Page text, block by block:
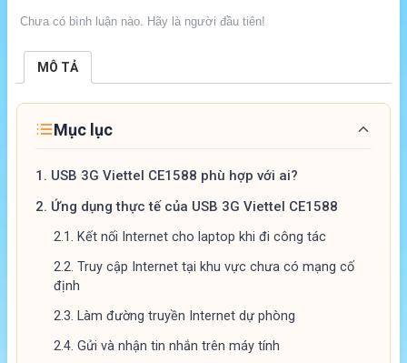
Chưa có bình luận nào. Hãy là người đầu tiên!
MÔ TẢ
Mục lục
1. USB 3G Viettel CE1588 phù hợp với ai?
2. Ứng dụng thực tế của USB 3G Viettel CE1588
2.1. Kết nối Internet cho laptop khi đi công tác
2.2. Truy cập Internet tại khu vực chưa có mạng cố
định
2.3. Làm đường truyền Internet dự phòng
2.4. Gửi và nhận tin nhắn trên máy tính